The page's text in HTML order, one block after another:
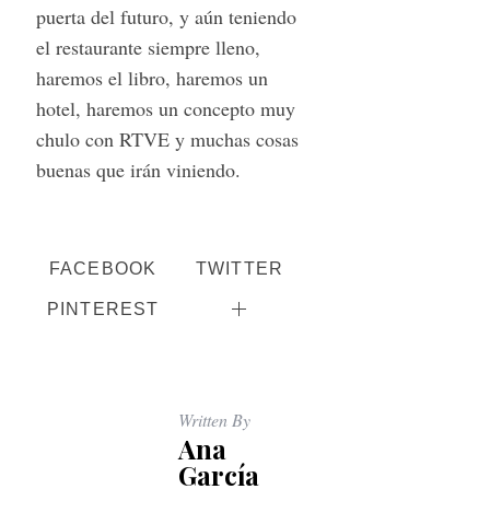
puerta del futuro, y aún teniendo
el restaurante siempre lleno,
haremos el libro, haremos un
hotel, haremos un concepto muy
chulo con RTVE y muchas cosas
buenas que irán viniendo.
FACEBOOK TWITTER
PINTEREST
Written By
Ana
García